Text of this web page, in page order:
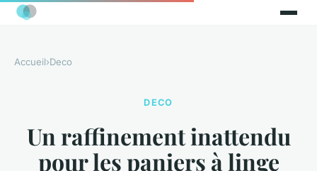
Accueil›Deco
DECO
Un raffinement inattendu
pour les paniers à linge